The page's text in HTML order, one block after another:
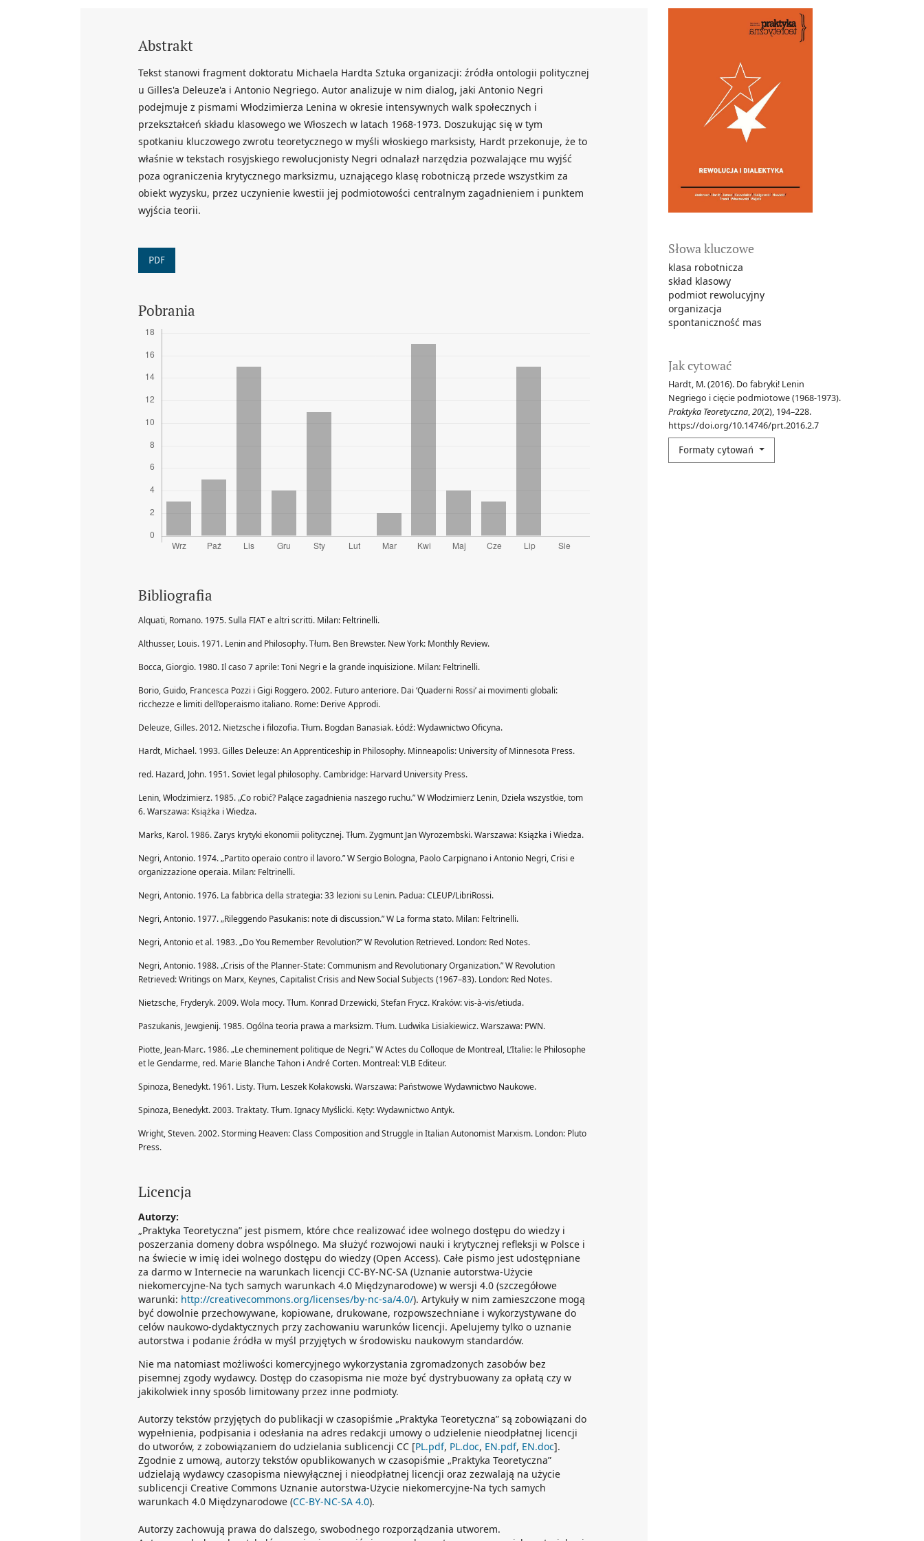
Słowa kluczowe
klasa robotnicza
skład klasowy
podmiot rewolucyjny
organizacja
spontaniczność mas
Jak cytować
Hardt, M. (2016). Do fabryki! Lenin
Negriego i cięcie podmiotowe (1968-1973).
Praktyka Teoretyczna,20(2), 194–228.
https://doi.org/10.14746/prt.2016.2.7
Formaty cytowań
Abstrakt
Tekst stanowi fragment doktoratu Michaela Hardta Sztuka organizacji: źródła ontologii politycznej
u Gilles'a Deleuze'a i Antonio Negriego. Autor analizuje w nim dialog, jaki Antonio Negri
podejmuje z pismami Włodzimierza Lenina w okresie intensywnych walk społecznych i
przekształceń składu klasowego we Włoszech w latach 1968-1973. Doszukując się w tym
spotkaniu kluczowego zwrotu teoretycznego w myśli włoskiego marksisty, Hardt przekonuje, że to
właśnie w tekstach rosyjskiego rewolucjonisty Negri odnalazł narzędzia pozwalające mu wyjść
poza ograniczenia krytycznego marksizmu, uznającego klasę robotniczą przede wszystkim za
obiekt wyzysku, przez uczynienie kwestii jej podmiotowości centralnym zagadnieniem i punktem
wyjścia teorii.
PDF
Pobrania
Bibliografia
Alquati, Romano. 1975. Sulla FIAT e altri scritti. Milan: Feltrinelli.
Althusser, Louis. 1971. Lenin and Philosophy. Tłum. Ben Brewster. New York: Monthly Review.
Bocca, Giorgio. 1980. Il caso 7 aprile: Toni Negri e la grande inquisizione. Milan: Feltrinelli.
Borio, Guido, Francesca Pozzi i Gigi Roggero. 2002. Futuro anteriore. Dai ‘Quaderni Rossi’ ai movimenti globali:
ricchezze e limiti dell’operaismo italiano. Rome: Derive Approdi.
Deleuze, Gilles. 2012. Nietzsche i filozofia. Tłum. Bogdan Banasiak. Łódź: Wydawnictwo Oficyna.
Hardt, Michael. 1993. Gilles Deleuze: An Apprenticeship in Philosophy. Minneapolis: University of Minnesota Press.
red. Hazard, John. 1951. Soviet legal philosophy. Cambridge: Harvard University Press.
Lenin, Włodzimierz. 1985. „Co robić? Palące zagadnienia naszego ruchu.” W Włodzimierz Lenin, Dzieła wszystkie, tom
6. Warszawa: Książka i Wiedza.
Marks, Karol. 1986. Zarys krytyki ekonomii politycznej. Tłum. Zygmunt Jan Wyrozembski. Warszawa: Książka i Wiedza.
Negri, Antonio. 1974. „Partito operaio contro il lavoro.” W Sergio Bologna, Paolo Carpignano i Antonio Negri, Crisi e
organizzazione operaia. Milan: Feltrinelli.
Negri, Antonio. 1976. La fabbrica della strategia: 33 lezioni su Lenin. Padua: CLEUP/LibriRossi.
Negri, Antonio. 1977. „Rileggendo Pasukanis: note di discussion.” W La forma stato. Milan: Feltrinelli.
Negri, Antonio et al. 1983. „Do You Remember Revolution?” W Revolution Retrieved. London: Red Notes.
Negri, Antonio. 1988. „Crisis of the Planner-State: Communism and Revolutionary Organization.” W Revolution
Retrieved: Writings on Marx, Keynes, Capitalist Crisis and New Social Subjects (1967–83). London: Red Notes.
Nietzsche, Fryderyk. 2009. Wola mocy. Tłum. Konrad Drzewicki, Stefan Frycz. Kraków: vis-à-vis/etiuda.
Paszukanis, Jewgienij. 1985. Ogólna teoria prawa a marksizm. Tłum. Ludwika Lisiakiewicz. Warszawa: PWN.
Piotte, Jean-Marc. 1986. „Le cheminement politique de Negri.” W Actes du Colloque de Montreal, L’Italie: le Philosophe
et le Gendarme, red. Marie Blanche Tahon i André Corten. Montreal: VLB Editeur.
Spinoza, Benedykt. 1961. Listy. Tłum. Leszek Kołakowski. Warszawa: Państwowe Wydawnictwo Naukowe.
Spinoza, Benedykt. 2003. Traktaty. Tłum. Ignacy Myślicki. Kęty: Wydawnictwo Antyk.
Wright, Steven. 2002. Storming Heaven: Class Composition and Struggle in Italian Autonomist Marxism. London: Pluto
Press.
Licencja
Autorzy:
„Praktyka Teoretyczna” jest pismem, które chce realizować idee wolnego dostępu do wiedzy i
poszerzania domeny dobra wspólnego. Ma służyć rozwojowi nauki i krytycznej refleksji w Polsce i
na świecie w imię idei wolnego dostępu do wiedzy (Open Access). Całe pismo jest udostępniane
za darmo w Internecie na warunkach licencji CC-BY-NC-SA (Uznanie autorstwa-Użycie
niekomercyjne-Na tych samych warunkach 4.0 Międzynarodowe) w wersji 4.0 (szczegółowe
warunki: http://creativecommons.org/licenses/by-nc-sa/4.0/). Artykuły w nim zamieszczone mogą
być dowolnie przechowywane, kopiowane, drukowane, rozpowszechniane i wykorzystywane do
celów naukowo-dydaktycznych przy zachowaniu warunków licencji. Apelujemy tylko o uznanie
autorstwa i podanie źródła w myśl przyjętych w środowisku naukowym standardów.
Nie ma natomiast możliwości komercyjnego wykorzystania zgromadzonych zasobów bez
pisemnej zgody wydawcy. Dostęp do czasopisma nie może być dystrybuowany za opłatą czy w
jakikolwiek inny sposób limitowany przez inne podmioty.
Autorzy tekstów przyjętych do publikacji w czasopiśmie „Praktyka Teoretyczna” są zobowiązani do
wypełnienia, podpisania i odesłania na adres redakcji umowy o udzielenie nieodpłatnej licencji
do utworów, z zobowiązaniem do udzielania sublicencji CC [PL.pdf, PL.doc, EN.pdf, EN.doc].
Zgodnie z umową, autorzy tekstów opublikowanych w czasopiśmie „Praktyka Teoretyczna”
udzielają wydawcy czasopisma niewyłącznej i nieodpłatnej licencji oraz zezwalają na użycie
sublicencji Creative Commons Uznanie autorstwa-Użycie niekomercyjne-Na tych samych
warunkach 4.0 Międzynarodowe (CC-BY-NC-SA 4.0).
Autorzy zachowują prawa do dalszego, swobodnego rozporządzania utworem.